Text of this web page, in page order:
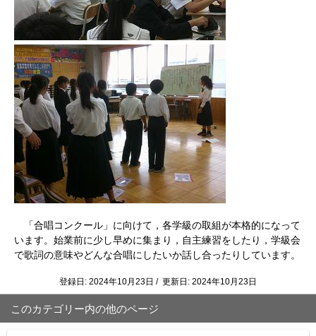
「合唱コンクール」に向けて，各学級の取組が本格的になって
います。始業前に少し早めに集まり，自主練習をしたり，学級会
で歌詞の意味やどんな合唱にしたいか話し合ったりしています。
登録日: 2024年10月23日 / 更新日: 2024年10月23日
このカテゴリー内の他のページ